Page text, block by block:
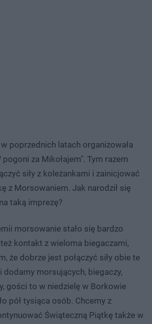
poprzednich latach organizowała
pogoni za Mikołajem". Tym razem
siły z koleżankami i zainicjować
z Morsowaniem. Jak narodził się
taką imprezę?
morsowanie stało się bardzo
kontakt z wieloma biegaczami,
że dobrze jest połączyć siły obie te
dodamy morsujących, biegaczy,
gości to w niedzielę w Borkowie
pół tysiąca osób. Chcemy z
Świąteczną Piątkę także w